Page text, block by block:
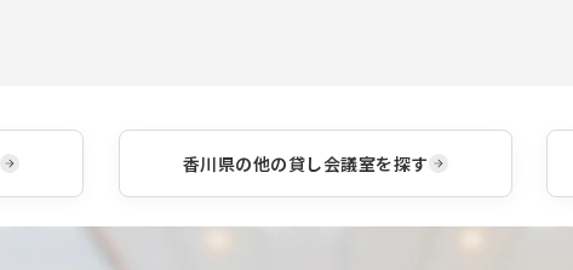
香川県の他の貸し会議室を探す